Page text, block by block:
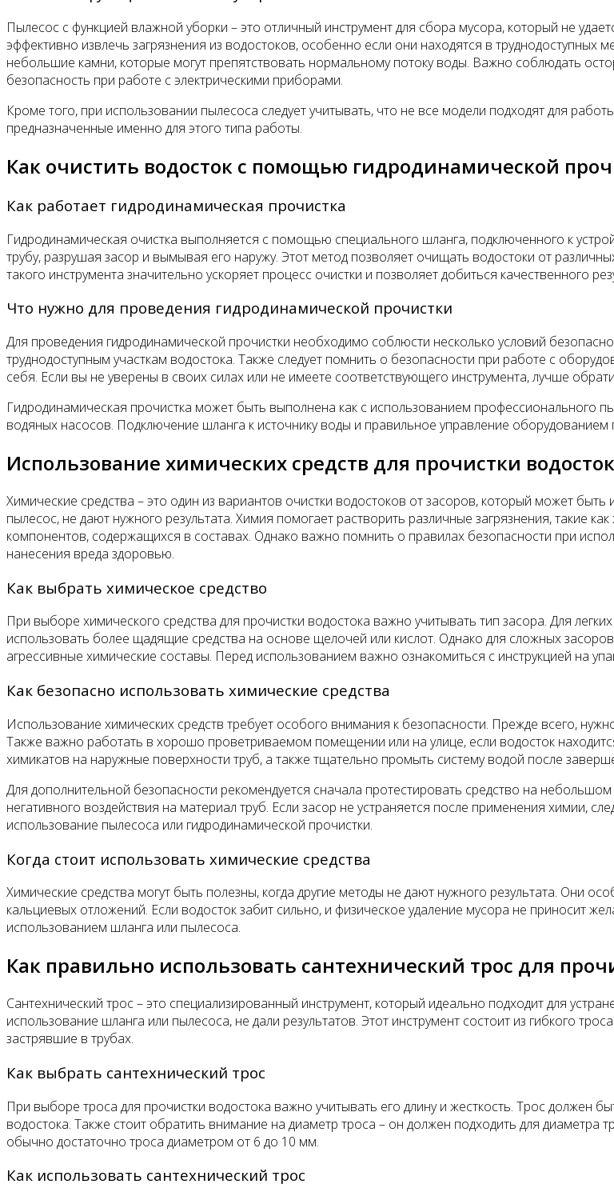
Пылесос с функцией влажной уборки – это отличный инструмент для сбора мусора, который не
эффективно извлечь загрязнения из водостоков, особенно если они находятся в труднодоступных
небольшие камни, которые могут препятствовать нормальному потоку воды. Важно соблюдать
безопасность при работе с электрическими приборами.
Кроме того, при использовании пылесоса следует учитывать, что не все модели подходят для
предназначенные именно для этого типа работы.
Как очистить водосток с помощью гидродинамической
Как работает гидродинамическая прочистка
Гидродинамическая очистка выполняется с помощью специального шланга, подключенного к
трубу, разрушая засор и вымывая его наружу. Этот метод позволяет очищать водостоки от
такого инструмента значительно ускоряет процесс очистки и позволяет добиться качественного
Что нужно для проведения гидродинамической прочистки
Для проведения гидродинамической прочистки необходимо соблюсти несколько условий
труднодоступным участкам водостока. Также следует помнить о безопасности при работе с
себя. Если вы не уверены в своих силах или не имеете соответствующего инструмента, лучше
Гидродинамическая прочистка может быть выполнена как с использованием профессионального
водяных насосов. Подключение шланга к источнику воды и правильное управление
Использование химических средств для прочистки
Химические средства – это один из вариантов очистки водостоков от засоров, который может
пылесос, не дают нужного результата. Химия помогает растворить различные загрязнения, такие
компонентов, содержащихся в составах. Однако важно помнить о правилах безопасности при
нанесения вреда здоровью.
Как выбрать химическое средство
При выборе химического средства для прочистки водостока важно учитывать тип засора. Для
использовать более щадящие средства на основе щелочей или кислот. Однако для сложных
агрессивные химические составы. Перед использованием важно ознакомиться с инструкцией на
Как безопасно использовать химические средства
Использование химических средств требует особого внимания к безопасности. Прежде всего,
Также важно работать в хорошо проветриваемом помещении или на улице, если водосток
химикатов на наружные поверхности труб, а также тщательно промыть систему водой после
Для дополнительной безопасности рекомендуется сначала протестировать средство на
негативного воздействия на материал труб. Если засор не устраняется после применения химии,
использование пылесоса или гидродинамической прочистки.
Когда стоит использовать химические средства
Химические средства могут быть полезны, когда другие методы не дают нужного результата. Они
кальциевых отложений. Если водосток забит сильно, и физическое удаление мусора не приносит
использованием шланга или пылесоса.
Как правильно использовать сантехнический трос для
Сантехнический трос – это специализированный инструмент, который идеально подходит для
использование шланга или пылесоса, не дали результатов. Этот инструмент состоит из гибкого
застрявшие в трубах.
Как выбрать сантехнический трос
При выборе троса для прочистки водостока важно учитывать его длину и жесткость. Трос должен
водостока. Также стоит обратить внимание на диаметр троса – он должен подходить для
обычно достаточно троса диаметром от 6 до 10 мм.
Как использовать сантехнический трос